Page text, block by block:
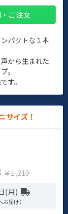
ご注文
パクトな１本
から生まれた
。
す。
サイズ！
￥1,210
(月)
届け）